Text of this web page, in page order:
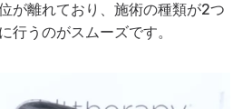
が離れており、施術の種類が2つ
行うのがスムーズです。